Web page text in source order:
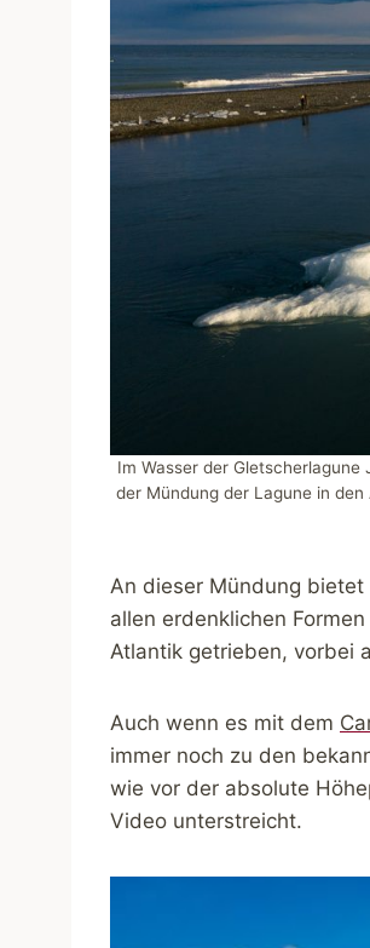
Im Wasser der
der Mündung der Lagune in
An dieser Mündung
allen erdenklichen
Atlantik getrieben, vorbei
Auch wenn es mit dem
immer noch zu den
wie vor der absolute
Video unterstreicht.